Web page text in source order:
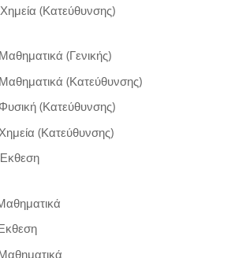
(Κατεύθυνσης)
(Γενικής)
(Κατεύθυνσης)
(Κατεύθυνσης)
(Κατεύθυνσης)